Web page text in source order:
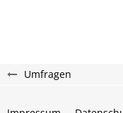
Umfragen